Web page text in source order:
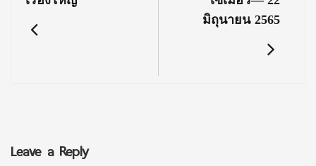
มิถุนายน 2565
Leave a Reply